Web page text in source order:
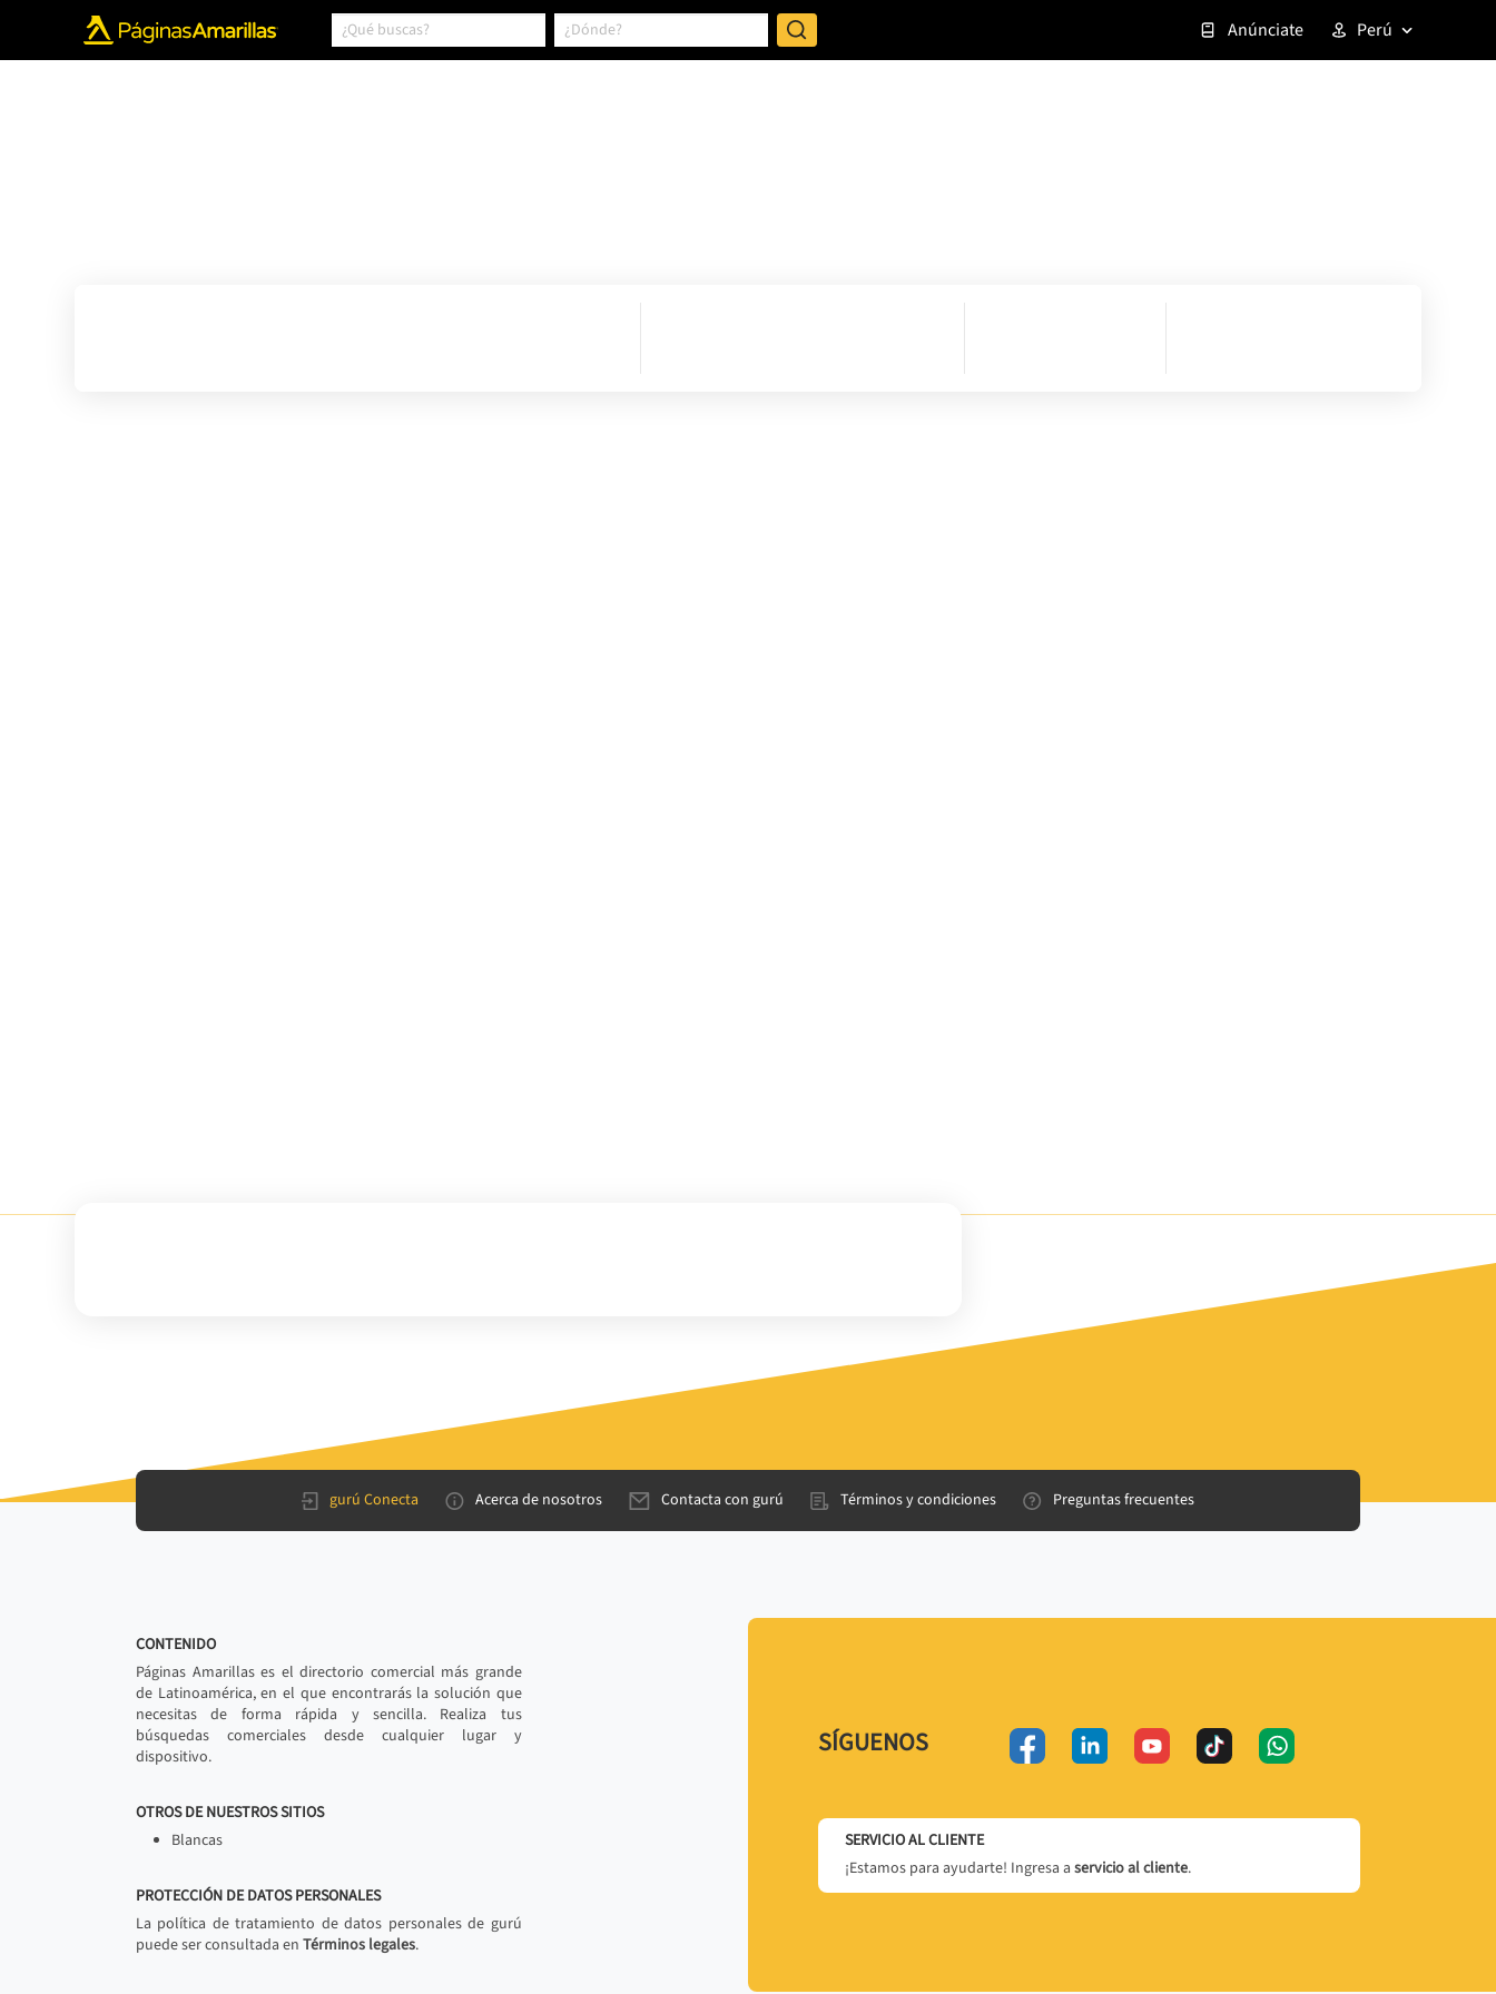
Anúnciate Perú
gurú Conecta Acerca de nosotros Contacta con gurú Términos y condiciones Preguntas frecuentes
CONTENIDO
Páginas Amarillas es el directorio comercial más grande
de Latinoamérica, en el que encontrarás la solución que
necesitas de forma rápida y sencilla. Realiza tus
búsquedas comerciales desde cualquier lugar y
dispositivo.
OTROS DE NUESTROS SITIOS
Blancas
PROTECCIÓN DE DATOS PERSONALES
La política de tratamiento de datos personales de gurú
puede ser consultada en Términos legales.
SÍGUENOS
SERVICIO AL CLIENTE
¡Estamos para ayudarte! Ingresa a servicio al cliente.